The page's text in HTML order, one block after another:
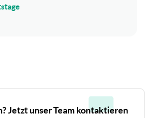
Jetzt unser Team kontaktieren